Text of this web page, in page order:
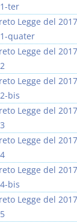
ter
Legge del
quater
Legge del
Legge del
bis
Legge del
Legge del
Legge del
bis
Legge del